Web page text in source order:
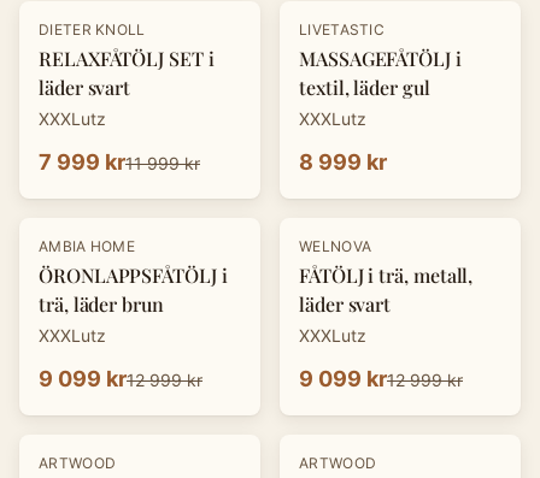
-33%
DIETER KNOLL
RELAXFÅTÖLJ SET i
läder svart
XXXLutz
7 999 kr11 999 kr
LIVETASTIC
MASSAGEFÅTÖLJ i
textil, läder gul
XXXLutz
8 999 kr
-30%
AMBIA HOME
ÖRONLAPPSFÅTÖLJ i
trä, läder brun
XXXLutz
9 099 kr12 999 kr
-30 %
WELNOVA
FÅTÖLJ i trä, metall,
läder svart
XXXLutz
9 099 kr12 999 kr
ARTWOOD ARTWOOD